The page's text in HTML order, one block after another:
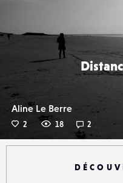
Aline Le Berre
2 18 2